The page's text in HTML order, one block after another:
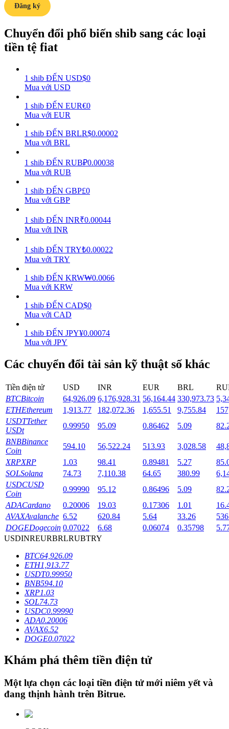
Power Piggy
Làm cho tài sản của bạn tăng giá trị đều đặn
Staking
Lợi nhuận cao và truy cập ngay lập tức
Launchpool
Đặt cọc linh hoạt để kiếm được các token phổ biến.
Khóa BTR
Khoản vay
Đăng ký
Chuyển đổi phổ biến shib sang các loại
tiền tệ fiat
1 shib ĐẾN USD$0
Mua với USD
1 shib ĐẾN EUR€0
Mua với EUR
1 shib ĐẾN BRLR$0.00002
Mua với BRL
1 shib ĐẾN RUB₽0.00038
Mua với RUB
1 shib ĐẾN GBP£0
Mua với GBP
1 shib ĐẾN INR₹0.00044
Mua với INR
1 shib ĐẾN TRY₺0.00022
Mua với TRY
1 shib ĐẾN KRW₩0.0066
Mua với KRW
1 shib ĐẾN CAD$0
Mua với CAD
1 shib ĐẾN JPY¥0.00074
Mua với JPY
Các chuyển đổi tài sản kỹ thuật số khác
Tiền điện tử USD INR EUR BRL
BTCBitcoin 64,926.09 6,176,928.31 56,164.44 330,973.73
ETHEthereum 1,913.77 182,072.36 1,655.51 9,755.84
USDTTether
USDt
0.99950 95.09 0.86462 5.09
BNBBinance
Coin
594.10 56,522.24 513.93 3,028.58
XRPXRP 1.03 98.41 0.89481 5.27
SOLSolana 74.73 7,110.38 64.65 380.99
USDCUSD
Coin
0.99990 95.12 0.86496 5.09
ADACardano 0.20006 19.03 0.17306 1.01
AVAXAvalanche 6.52 620.84 5.64 33.26
DOGEDogecoin 0.07022 6.68 0.06074 0.35798
USDINREURBRLRUBTRY
BTC64,926.09
ETH1,913.77
USDT0.99950
BNB594.10
XRP1.03
SOL74.73
USDC0.99990
ADA0.20006
AVAX6.52
DOGE0.07022
Khám phá thêm tiền điện tử
Một lựa chọn các loại tiền điện tử mới niêm yết và
đang thịnh hành trên Bitrue.